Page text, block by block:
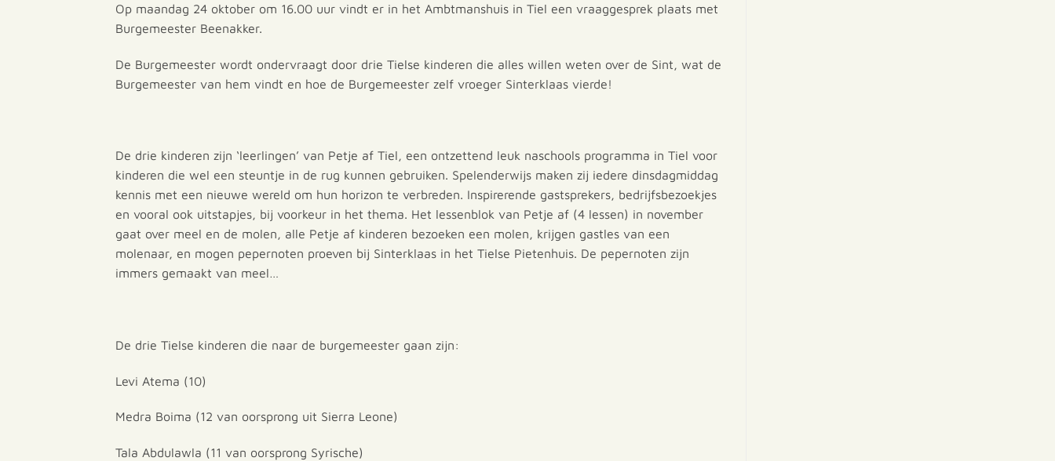
Op maandag 24 oktober om 16.00 uur vindt er in het Ambtmanshuis in Tiel een vraaggesprek plaats met
Burgemeester Beenakker.
De Burgemeester wordt ondervraagt door drie Tielse kinderen die alles willen weten over de Sint, wat de
Burgemeester van hem vindt en hoe de Burgemeester zelf vroeger Sinterklaas vierde!
De drie kinderen zijn ‘leerlingen’ van Petje af Tiel, een ontzettend leuk naschools programma in Tiel voor
kinderen die wel een steuntje in de rug kunnen gebruiken. Spelenderwijs maken zij iedere dinsdagmiddag
kennis met een nieuwe wereld om hun horizon te verbreden. Inspirerende gastsprekers, bedrijfsbezoekjes
en vooral ook uitstapjes, bij voorkeur in het thema. Het lessenblok van Petje af (4 lessen) in november
gaat over meel en de molen, alle Petje af kinderen bezoeken een molen, krijgen gastles van een
molenaar, en mogen pepernoten proeven bij Sinterklaas in het Tielse Pietenhuis. De pepernoten zijn
immers gemaakt van meel…
De drie Tielse kinderen die naar de burgemeester gaan zijn:
Levi Atema (10)
Medra Boima (12 van oorsprong uit Sierra Leone)
Tala Abdulawla (11 van oorsprong Syrische)